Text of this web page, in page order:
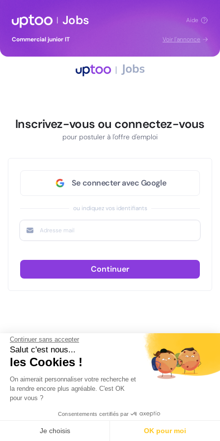
Continuer sans accepter
Salut c'est nous...
les Cookies !
On aimerait personnaliser votre recherche et
la rendre encore plus agréable. C'est OK
pour vous ?
Consentements certifiés par
Je choisis OK pour moi
| Jobs Aide
Commercial junior IT Voir l'annonce
Inscrivez-vous ou connectez-vous
pour postuler à l'offre d'emploi
Se connecter avec Google
ou indiquez vos identifiants
Continuer